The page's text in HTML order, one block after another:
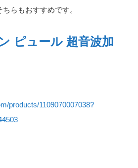
らもおすすめです。
ピュール 超音波加
products/1109070007038?